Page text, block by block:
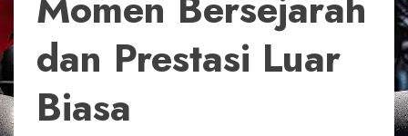
dan Prestasi Luar
Biasa